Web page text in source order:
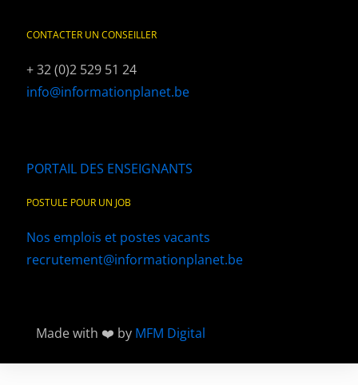
CONTACTER UN CONSEILLER
+ 32 (0)2 529 51 24
info@informationplanet.be
PORTAIL DES ENSEIGNANTS
POSTULE POUR UN JOB
Nos emplois et postes vacants
recrutement@informationplanet.be
Made with ❤️ by MFM Digital